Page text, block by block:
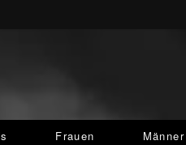
Frauen Männer